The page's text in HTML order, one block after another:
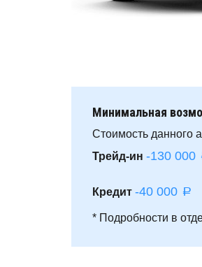
Минимальная
Стоимость данного
Трейд-ин -130 000
Кредит -40 000 a
* Подробности в